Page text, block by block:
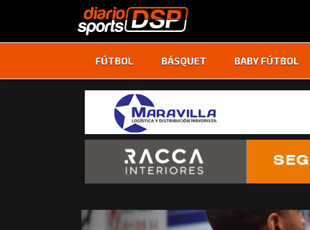
FÚTBOL BÁSQUET BABY FÚTBOL